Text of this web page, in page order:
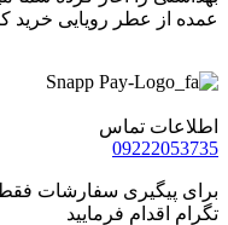
عمده از عطر رویایی خرید
اطلاعات تماس
09222053735
برای پیگیری سفارشات
تگرام اقدام فرمایید